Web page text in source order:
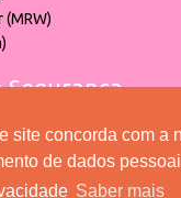
site concorda com a
de dados
Saber mais
(MRW)
Segurança